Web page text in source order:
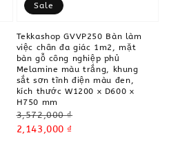
Sale
Tekkashop GVVP250 Bàn làm
việc chân đa giác 1m2, mặt
bàn gỗ công nghiệp phủ
Melamine màu trắng, khung
sắt sơn tĩnh điện màu đen,
kích thước W1200 x D600 x
H750 mm
Regular
price
3,572,000 ₫
Sale
2,143,000 ₫